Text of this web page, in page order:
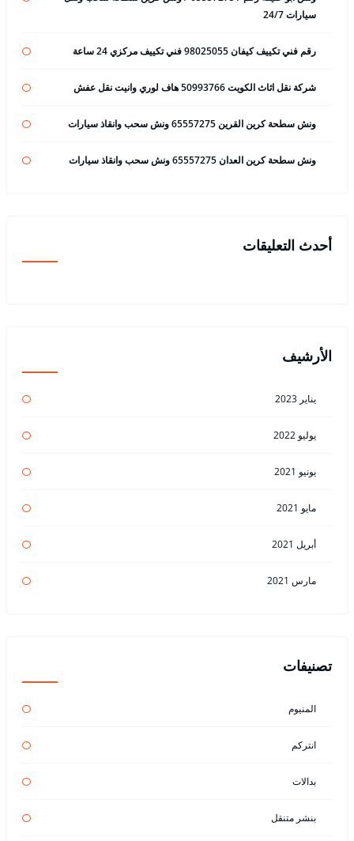
سيارات 24/7
رقم فني تكييف كيفان 98025055 فني تكييف مركزي 24 ساعة
شركة نقل اثاث الكويت 50993766 هاف لوري وانيت نقل عفش
ونش سطحة كرين القرين 65557275 ونش سحب وانقاذ سيارات
ونش سطحة كرين العدان 65557275 ونش سحب وانقاذ سيارات
أحدث التعليقات
الأرشيف
يناير 2023
يوليو 2022
يونيو 2021
مايو 2021
أبريل 2021
مارس 2021
تصنيفات
المنيوم
انتركم
بدالات
بنشر متنقل